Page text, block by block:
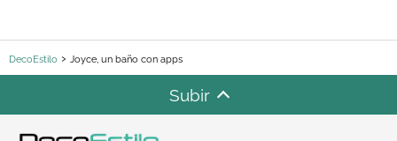
DecoEstilo Joyce, un baño con apps
Subir